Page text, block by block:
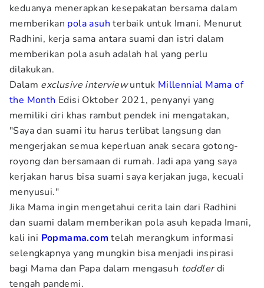
keduanya menerapkan kesepakatan bersama dalam
memberikan pola asuh terbaik untuk Imani. Menurut
Radhini, kerja sama antara suami dan istri dalam
memberikan pola asuh adalah hal yang perlu
dilakukan.
Dalam exclusive interviewuntuk Millennial Mama of
the Month Edisi Oktober 2021, penyanyi yang
memiliki ciri khas rambut pendek ini mengatakan,
"Saya dan suami itu harus terlibat langsung dan
mengerjakan semua keperluan anak secara gotong-
royong dan bersamaan di rumah. Jadi apa yang saya
kerjakan harus bisa suami saya kerjakan juga, kecuali
menyusui."
Jika Mama ingin mengetahui cerita lain dari Radhini
dan suami dalam memberikan pola asuh kepada Imani,
kali ini Popmama.com telah merangkum informasi
selengkapnya yang mungkin bisa menjadi inspirasi
bagi Mama dan Papa dalam mengasuh toddlerdi
tengah pandemi.